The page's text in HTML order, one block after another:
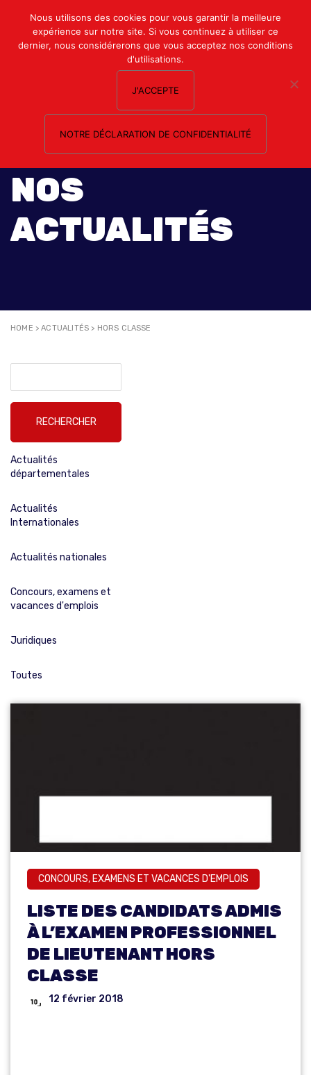
Mon compte
Nous contacter
NOS
ACTUALITÉS
HOME >ACTUALITÉS > HORS CLASSE
Actualités
départementales
Actualités
Internationales
Actualités nationales
Concours, examens et
vacances d'emplois
Juridiques
Toutes
CONCOURS, EXAMENS ET VACANCES D'EMPLOIS
LISTE DES CANDIDATS ADMIS
À L’EXAMEN PROFESSIONNEL
DE LIEUTENANT HORS
CLASSE
12 février 2018
Nous utilisons des cookies pour vous garantir la meilleure
expérience sur notre site. Si vous continuez à utiliser ce
dernier, nous considérerons que vous acceptez nos conditions
d'utilisations.
J'ACCEPTE
NOTRE DÉCLARATION DE CONFIDENTIALITÉ